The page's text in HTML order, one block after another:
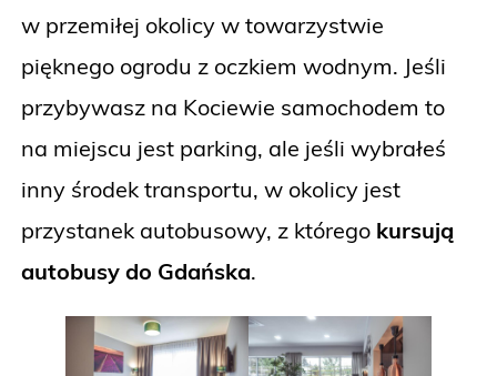
w przemiłej okolicy w towarzystwie
pięknego ogrodu z oczkiem wodnym. Jeśli
przybywasz na Kociewie samochodem to
na miejscu jest parking, ale jeśli wybrałeś
inny środek transportu, w okolicy jest
przystanek autobusowy, z którego kursują
autobusy do Gdańska.